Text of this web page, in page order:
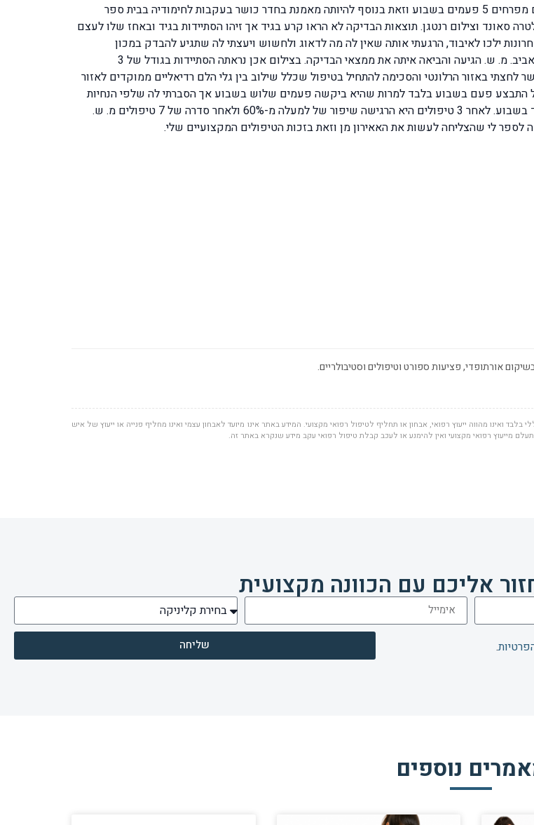
מ. ש. בת 28 מתאמנת לאיירון מן iron man כבר 3 שנים. היא נמצאת באימונים מפרחים 5 פעמים בשבוע וזאת בנוסף להיותה מאמנת בחדר כושר בעקבות לחימודיה בבית ספר
סאונד וצילום רנטגן. תוצאות הבדיקה לא הראו קרע בגיד אך זיהו הסתיידות בגיד ובאחז שלו לעצם
לאיבוד, הרגעתי אותה שאין לה מה לדאוג ולחשוש ויעצתי לה שתגיע להבדק במכון
הפיזיותרפיה שבבעלותי בגני תקוה או בתל אביב. היא העדיפה להגיע לתל – אביב. מ. ש. הגיעה והביאה איתה את ממצאי הבדיקה. בצילום אכן נראתה הסתיידות בגודל של 3
באזור הרלונטי והסכימה להתחיל בטיפול שכלל שילוב בין גלי הלם רדיאליים ממוקדים לאזור
התבצע פעם בשבוע בלבד למרות שהיא ביקשה פעמים שלוש בשבוע אך הסברתי לה שלפי הנחיות
הייצרן והמנהל המזון והתרופות האמריקאי FDA אסור לבצע יותר מטיפול אחד בשבוע. לאחר 3 טיפולים היא הרגישה שיפור של למעלה מ-60% ולאחר סדרה של 7 טיפולים מ. ש.
לי שהצליחה לעשות את האאירון מן וזאת בזכות הטיפולים המקצועיים שלי.
אורתופדי, פציעות ספורט וטיפולים וסטיבולריים.
ואינו מהווה ייעוץ רפואי, אבחון או תחליף לטיפול רפואי מקצועי. המידע באתר אינו מיועד לאבחון עצמי ואינו מחליף פנייה או ייעוץ של איש
מייעוץ רפואי מקצועי ואין להימנע או לעכב קבלת טיפול רפואי עקב מידע שנקרא באתר זה.
אליכם עם הכוונה מקצועית
. שליחה
נוספים